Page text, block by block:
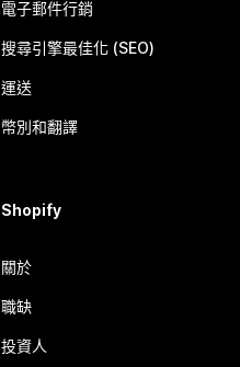
電子郵件行銷
搜尋引擎最佳化 (SEO)
運送
幣別和翻譯
Shopify
關於
職缺
投資人